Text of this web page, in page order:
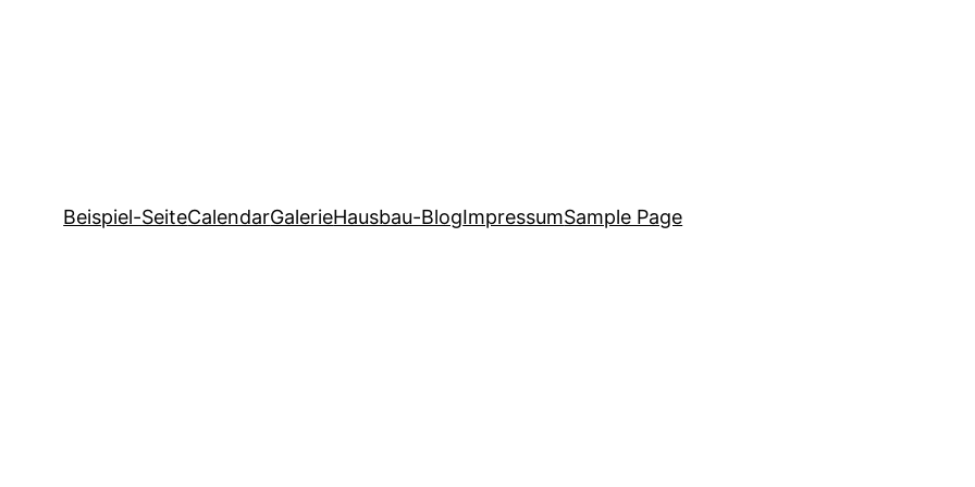
Beispiel-SeiteCalendarGalerieHausbau-BlogImpressumSample Page